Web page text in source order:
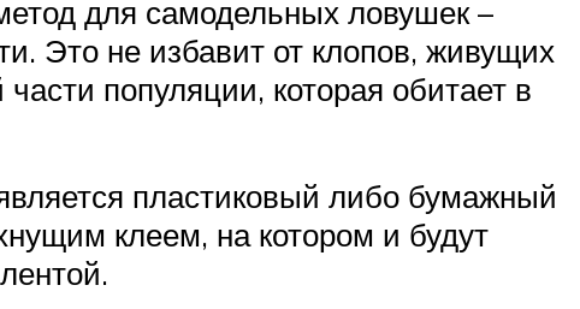
для самодельных ловушек –
Это не избавит от клопов, живущих
популяции, которая обитает в
пластиковый либо бумажный
клеем, на котором и будут